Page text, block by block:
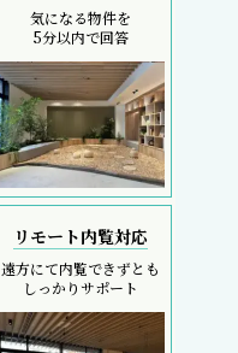
気になる物件を
5分以内で回答
リモート内覧対応
遠方にて内覧できずとも
しっかりサポート